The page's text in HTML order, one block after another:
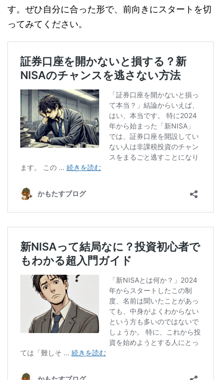
す。ぜひ自分に合った形で、前向きにスタートを切
ってみてください。